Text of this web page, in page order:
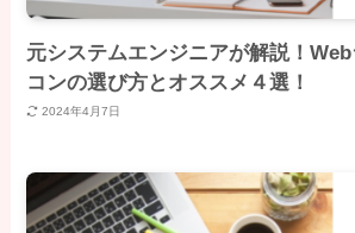
元システムエンジニアが解説！
コンの選び方とオススメ４選！
2024年4月7日